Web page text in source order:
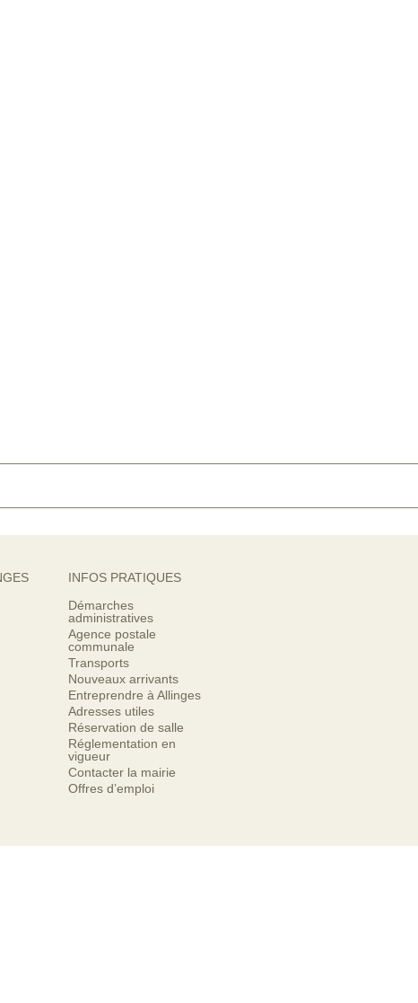
INFOS PRATIQUES
Démarches
administratives
Agence postale
communale
Transports
Nouveaux arrivants
Entreprendre à Allinges
Adresses utiles
Réservation de salle
Réglementation en
vigueur
Contacter la mairie
Offres d’emploi